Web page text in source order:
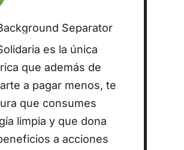
es la única
que además de
a pagar menos, te
que consumes
limpia y que dona
a acciones